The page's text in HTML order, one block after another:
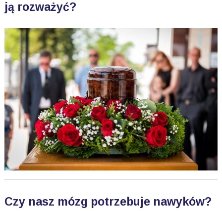
ją rozważyć?
Czy nasz mózg potrzebuje nawyków?